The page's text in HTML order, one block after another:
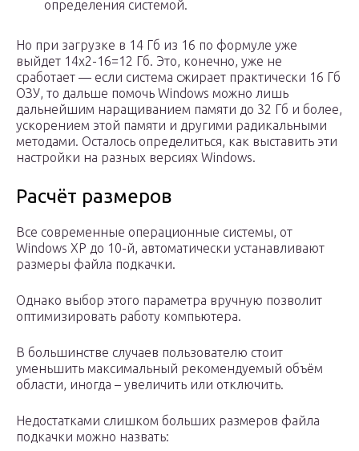
определения системой.
Но при загрузке в 14 Гб из 16 по формуле уже
выйдет 14х2-16=12 Гб. Это, конечно, уже не
сработает — если система сжирает практически 16 Гб
ОЗУ, то дальше помочь Windows можно лишь
дальнейшим наращиванием памяти до 32 Гб и более,
ускорением этой памяти и другими радикальными
методами. Осталось определиться, как выставить эти
настройки на разных версиях Windows.
Расчёт размеров
Все современные операционные системы, от
Windows XP до 10-й, автоматически устанавливают
размеры файла подкачки.
Однако выбор этого параметра вручную позволит
оптимизировать работу компьютера.
В большинстве случаев пользователю стоит
уменьшить максимальный рекомендуемый объём
области, иногда – увеличить или отключить.
Недостатками слишком больших размеров файла
подкачки можно назвать: